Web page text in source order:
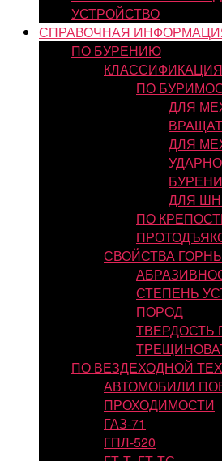
УСТРОЙСТВО
СПРАВОЧНАЯ
ПО БУРЕНИЮ
ПО
ДЛЯ
ДЛЯ
ДЛЯ
ПО
СВОЙСТВА
СТЕПЕНЬ
ПОРОД
ТВЕРДОСТЬ
ПО ВЕЗДЕХОДНОЙ
АВТОМОБИЛИ
ПРОХОДИМОСТИ
ГАЗ-71
ГПЛ-520